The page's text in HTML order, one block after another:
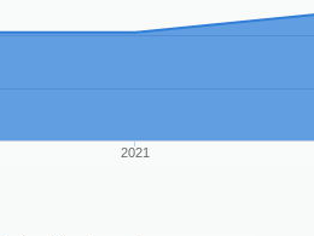
2021